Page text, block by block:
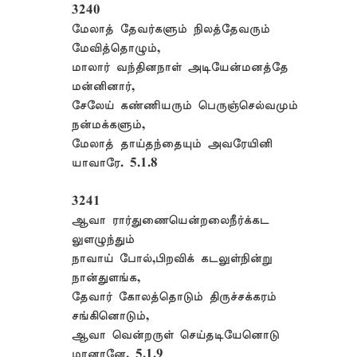
3240
மேலாத் தேவர்களும் நிலத்தேவரும்
மேவித்தொழும்,
மாலார் வந்தினநாள் அடியேன்மனத்தே
மன்னினார்,
சேலேய் கண்ணியரும் பெருஞ்செல்வமும்
நன்மக்களும்,
மேலாத் தாய்தந்தையும் அவரேயினி
யாவாரே. 5.1.8
3241
ஆவா ரார்துணையென்றலைநீர்க்கட
லுளழுந்தும்
நாவாய் போல்,பிறவிக் கடலுள்நின்று
நான்துளங்க,
தேவார் கோலத்தொடும் திருச்சக்கரம்
சங்கினொடும்,
ஆவா வென்றருள் செய்தடியேனொடு